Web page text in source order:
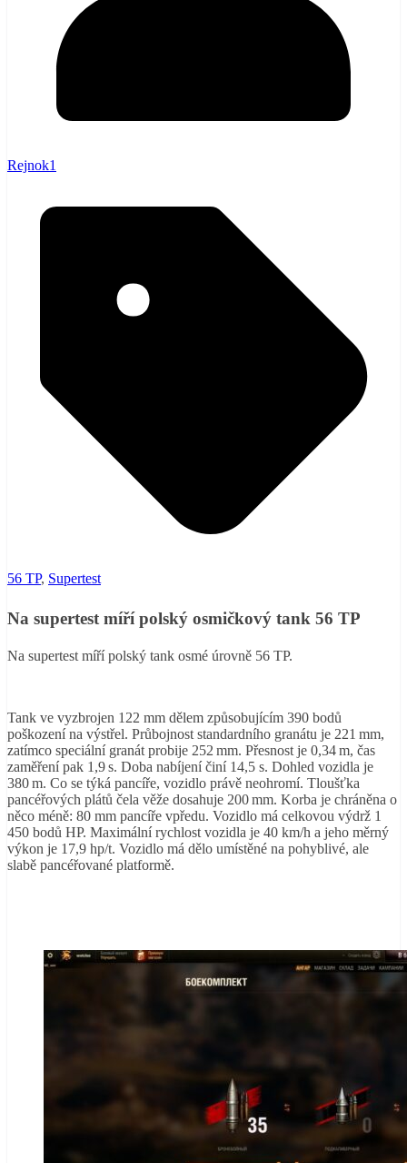
Rejnok1
56 TP, Supertest
Na supertest míří polský osmičkový tank 56 TP
Na supertest míří polský tank osmé úrovně 56 TP.
Tank ve vyzbrojen 122 mm dělem způsobujícím 390 bodů
poškození na výstřel. Průbojnost standardního granátu je 221 mm,
zatímco speciální granát probije 252 mm. Přesnost je 0,34 m, čas
zaměření pak 1,9 s. Doba nabíjení činí 14,5 s. Dohled vozidla je
380 m. Co se týká pancíře, vozidlo právě neohromí. Tloušťka
pancéřových plátů čela věže dosahuje 200 mm. Korba je chráněna o
něco méně: 80 mm pancíře vpředu. Vozidlo má celkovou výdrž 1
450 bodů HP. Maximální rychlost vozidla je 40 km/h a jeho měrný
výkon je 17,9 hp/t. Vozidlo má dělo umístěné na pohyblivé, ale
slabě pancéřované platformě.